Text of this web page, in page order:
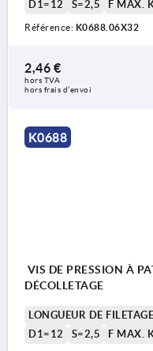
1) Jonc
D1=12
S=2,5 F MAX.
Référence: K0688.06X32
2,46 €
hors TVA
hors frais d’envoi
K0688
VIS DE PRESSION À
DÉCOLLETAGE
LONGUEUR DE
D1=12
S=2,5 F MAX.